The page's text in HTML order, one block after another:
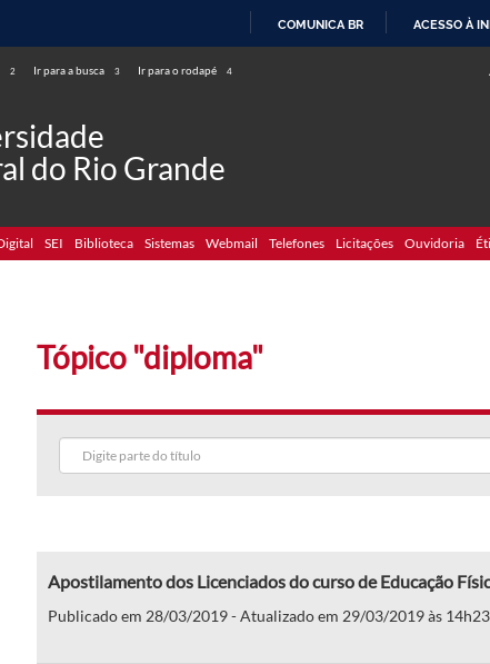
COMUNICA BR ACESSO À
2 Ir para a busca 3 Ir para o rodapé 4
do Rio Grande
SEI Biblioteca Sistemas Webmail Telefones Licitações Ouvidoria
Tópico "diploma"
Apostilamento dos Licenciados do curso de Educação
Publicado em 28/03/2019 - Atualizado em 29/03/2019 às 14h23